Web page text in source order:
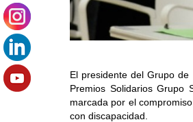
El presidente del Grupo
Premios Solidarios Grupo
marcada por el
con discapacidad.